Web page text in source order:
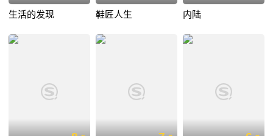
生活的发现 鞋匠人生 内陆